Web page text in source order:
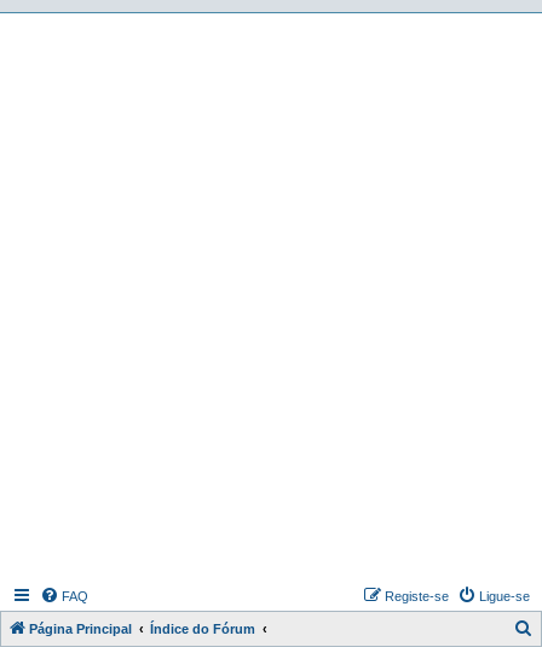
FAQ Ligue-se
Registe-se
Página Principal Índice do Fórum